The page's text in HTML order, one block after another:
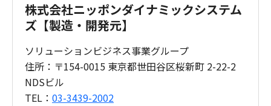
株式会社ニッポンダイナミックシステム
ズ【製造・開発元】
ソリューションビジネス事業グループ
住所：〒154-0015 東京都世田谷区桜新町 2-22-2
NDSビル
TEL： 03-3439-2002